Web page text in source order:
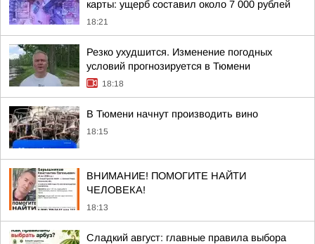
карты: ущерб составил около 7 000 рублей
18:21
Резко ухудшится. Изменение погодных
условий прогнозируется в Тюмени
18:18
В Тюмени начнут производить вино
18:15
ВНИМАНИЕ! ПОМОГИТЕ НАЙТИ
ЧЕЛОВЕКА!
18:13
Сладкий август: главные правила выбора